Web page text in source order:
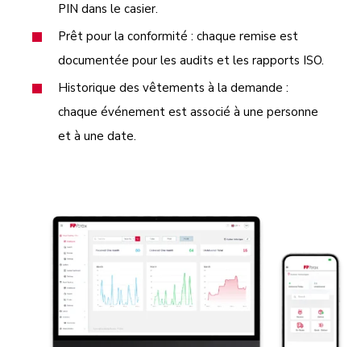
PIN dans le casier.
Prêt pour la conformité : chaque remise est
documentée pour les audits et les rapports ISO.
Historique des vêtements à la demande :
chaque événement est associé à une personne
et à une date.